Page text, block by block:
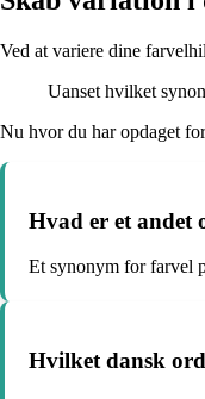
Ved at variere dine
Uanset hvilket
Nu hvor du har opdaget
Hvad er et andet
Et synonym for farvel
Hvilket dansk